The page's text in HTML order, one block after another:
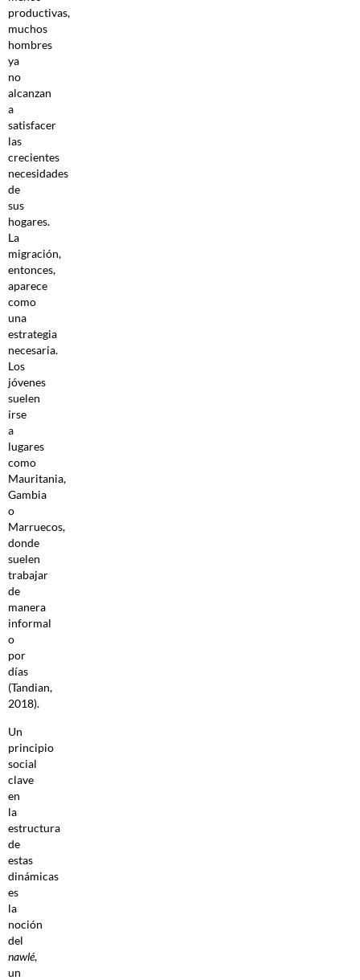
productivas,
muchos
hombres
ya
no
alcanzan
a
satisfacer
las
crecientes
necesidades
de
sus
hogares.
La
migración,
entonces,
aparece
como
una
estrategia
necesaria.
Los
jóvenes
suelen
irse
a
lugares
como
Mauritania,
Gambia
o
Marruecos,
donde
suelen
trabajar
de
manera
informal
o
por
días
(Tandian,
2018).
Un
principio
social
clave
en
la
estructura
de
estas
dinámicas
es
la
noción
del
nawlé,
un